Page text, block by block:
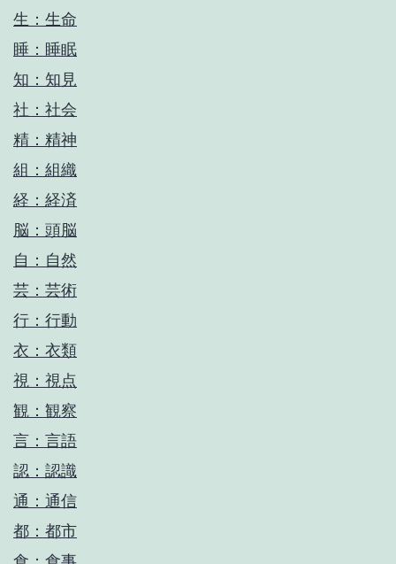
生：生命
睡：睡眠
知：知見
社：社会
精：精神
組：組織
経：経済
脳：頭脳
自：自然
芸：芸術
行：行動
衣：衣類
視：視点
観：観察
言：言語
認：認識
通：通信
都：都市